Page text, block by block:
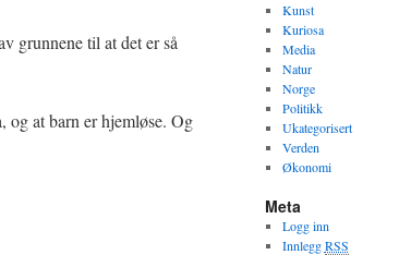
grunnene til at det er så
at barn er hjemløse. Og
Kunst
Kuriosa
Media
Natur
Norge
Politikk
Ukategorisert
Verden
Økonomi
Meta
Logg inn
InnleggRSS